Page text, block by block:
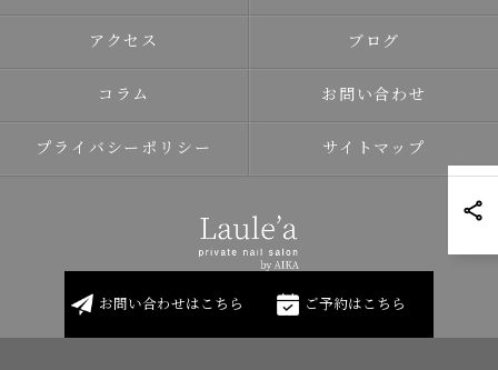
お問い合わせはこちら ご予約はこちら
アクセス ブログ
コラム お問い合わせ
プライバシーポリシー サイトマップ
© 2026 北海道岩見沢のネイルならLaule'a ALL RIGHTS RESERVED.